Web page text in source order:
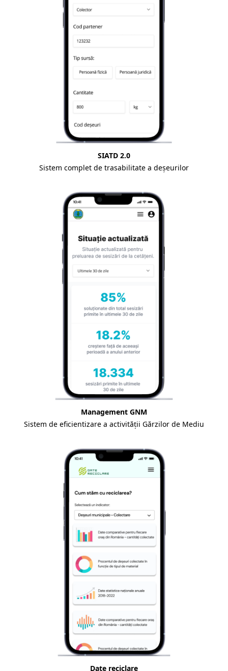
SIATD 2.0
Sistem complet de trasabilitate a deșeurilor
Management GNM
Sistem de eficientizare a activității Gărzilor de Mediu
Date reciclare